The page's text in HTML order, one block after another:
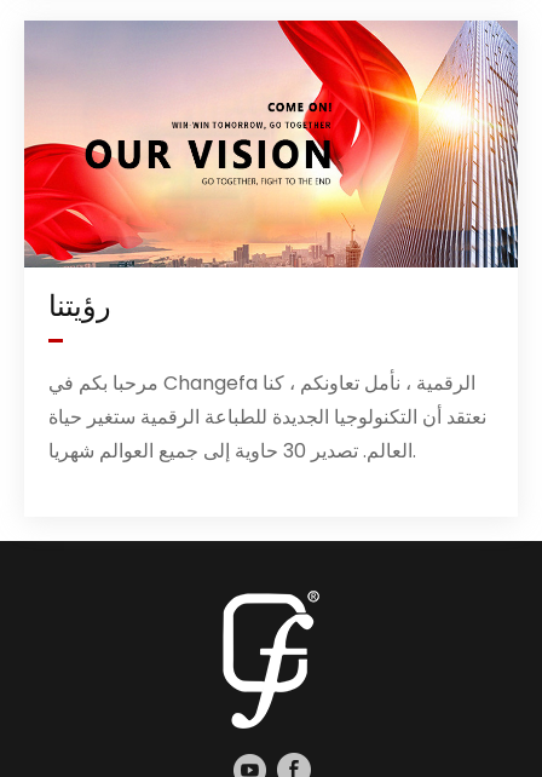
رؤيتنا
مرحبا بكم في Changefa الرقمية ، نأمل تعاونكم ، كنا
نعتقد أن التكنولوجيا الجديدة للطباعة الرقمية ستغير حياة
العالم. تصدير 30 حاوية إلى جميع العوالم شهريا.